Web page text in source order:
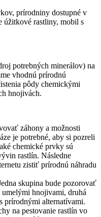
prírodniny dostupné v
úžitkové rastliny, mobil s
potrebných minerálov) na
vhodnú prírodnú
pôdy chemickými
hnojivách.
záhony a možnosti
je potrebné, aby si pozreli
chemické prvky sú
rastlín. Následne
zistiť prírodnú náhradu
skupina bude pozorovať
umelými hnojivami, druhá
prírodnými alternatívami.
na pestovanie rastlín vo